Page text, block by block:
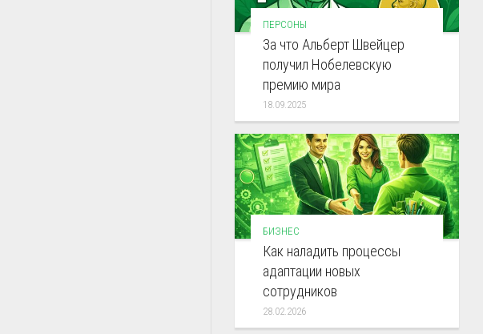
ПЕРСОНЫ
За что Альберт Швейцер
получил Нобелевскую
премию мира
18.09.2025
БИЗНЕС
Как наладить процессы
адаптации новых
сотрудников
28.02.2026